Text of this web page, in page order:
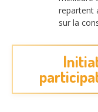
repartent
sur la